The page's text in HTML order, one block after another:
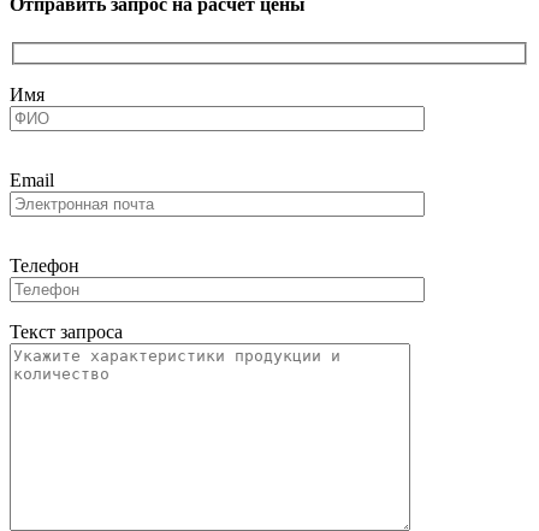
Отправить запрос на расчёт цены
Имя
Email
Телефон
Текст запроса